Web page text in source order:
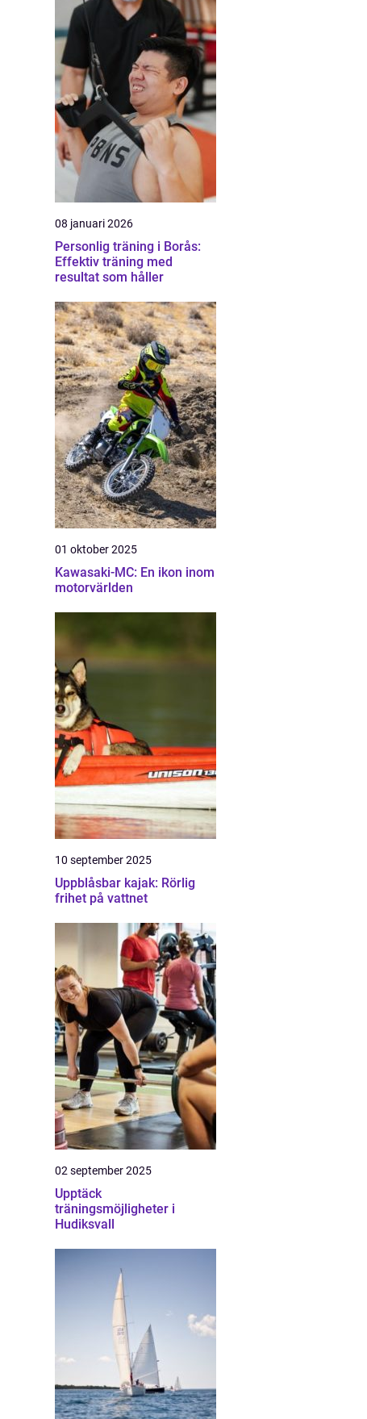
08 januari 2026
Personlig träning i Borås:
Effektiv träning med
resultat som håller
01 oktober 2025
Kawasaki-MC: En ikon inom
motorvärlden
10 september 2025
Uppblåsbar kajak: Rörlig
frihet på vattnet
02 september 2025
Upptäck
träningsmöjligheter i
Hudiksvall